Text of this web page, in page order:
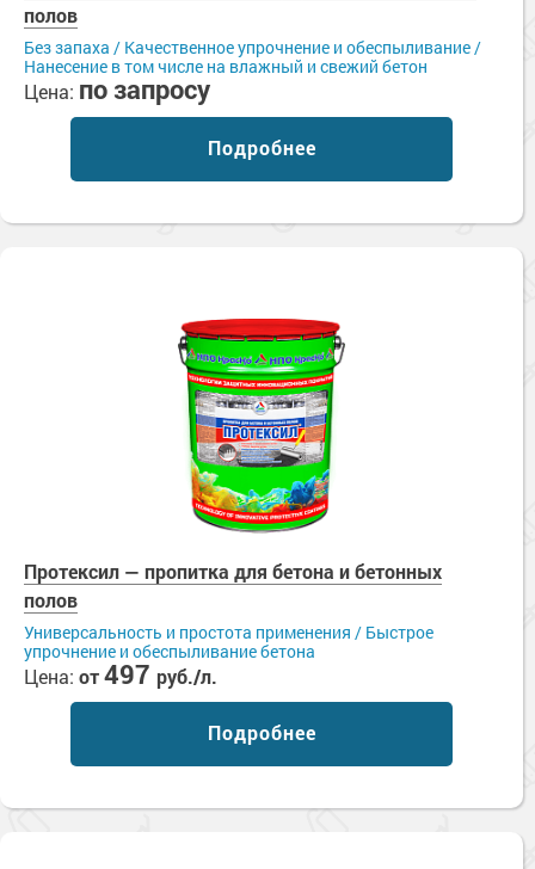
полов
Без запаха / Качественное упрочнение и обеспыливание /
Нанесение в том числе на влажный и свежий бетон
Цена: по запросу
Подробнее
Протексил — пропитка для бетона и бетонных
полов
Универсальность и простота применения / Быстрое
упрочнение и обеспыливание бетона
Цена: от497 руб./л.
Подробнее